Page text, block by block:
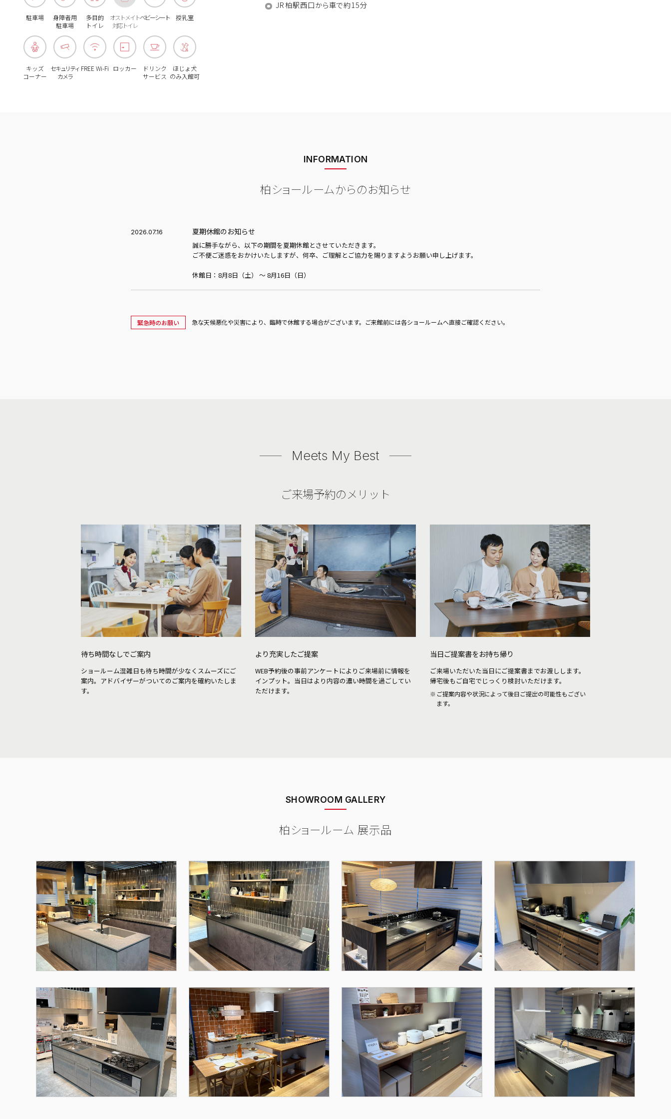
駐車場
身障者用
駐車場
多目的
トイレ
オストメイト
対応トイレ
ベビーシート 授乳室
キッズ
コーナー
セキュリティ
カメラ
FREE Wi-Fi ロッカー
ドリンク
サービス
ほじょ犬
のみ入館可
江戸川ショールーム
JR柏駅西口から車で約15分
INFORMATION
柏ショールームからのお知らせ
2026.07.16 夏期休館のお知らせ
誠に勝手ながら、以下の期間を夏期休館とさせていただきます。
ご不便ご迷惑をおかけいたしますが、何卒、ご理解とご協力を賜りますようお願い申し上げます。
休館日：8月8日（土） ～ 8月16日（日）
緊急時のお願い 急な天候悪化や災害により、臨時で休館する場合がございます。ご来館前には各ショールームへ直接ご確認ください。
Meets My Best
ご来場予約のメリット
待ち時間なしでご案内
ショールーム混雑日も待ち時間が少なくスムーズにご
案内。アドバイザーがついてのご案内を確約いたしま
す。
より充実したご提案
WEB予約後の事前アンケートによりご来場前に情報を
インプット。当日はより内容の濃い時間を過ごしてい
ただけます。
当日ご提案書をお持ち帰り
ご来場いただいた当日にご提案書までお渡しします。
帰宅後もご自宅でじっくり検討いただけます。
ご提案内容や状況によって後日ご提出の可能性もござい
ます。
SHOWROOM GALLERY
柏ショールーム 展示品